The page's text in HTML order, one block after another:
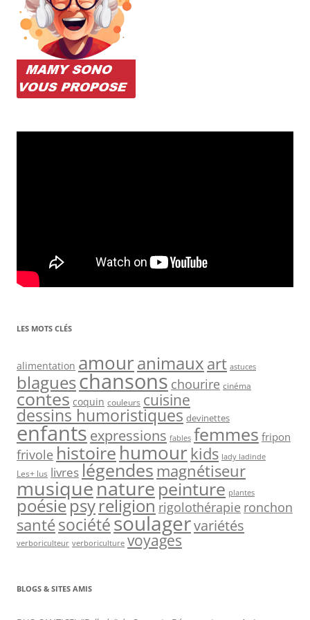
LES MOTS CLÉS
alimentation amouranimaux art astuces
blagueschansons chourire cinéma
contes coquin couleurs cuisine
dessins humoristiques devinettes
enfantsexpressions fables femmes fripon
frivole histoire humour kids lady ladinde
Les+ lus livreslégendes magnétiseur
musiquenature peinture plantes
poésiepsyreligion rigolothérapie ronchon
santésociétésoulagervariétés
verboriculteur verboriculture voyages
BLOGS & SITES AMIS